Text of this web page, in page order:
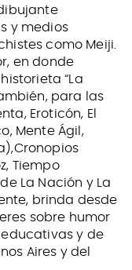
y medios
como Meiji.
en donde
“La
para las
Eroticón, El
Mente Ágil,
Tiempo
La Nación y La
brinda desde
sobre humor
y de
Aires y del